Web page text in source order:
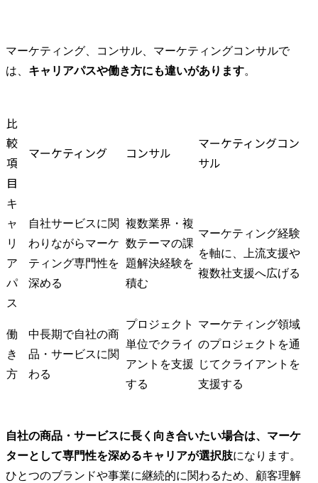
マーケティング、コンサル、マーケティングコンサルで
は、 キャリアパスや働き方にも違いがあります。
比
較
項
目
マーケティング コンサル
マーケティングコン
サル
キ
ャ
リ
ア
パ
ス
自社サービスに関
わりながらマーケ
ティング専門性を
深める
複数業界・複
数テーマの課
題解決経験を
積む
マーケティング経験
を軸に、上流支援や
複数社支援へ広げる
働
き
方
中長期で自社の商
品・サービスに関
わる
プロジェクト
単位でクライ
アントを支援
する
マーケティング領域
のプロジェクトを通
じてクライアントを
支援する
自社の商品・サービスに長く向き合いたい場合は、マーケ
ターとして専門性を深めるキャリアが選択肢になります。
ひとつのブランドや事業に継続的に関わるため、顧客理解